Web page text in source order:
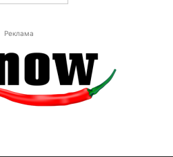
Реклама